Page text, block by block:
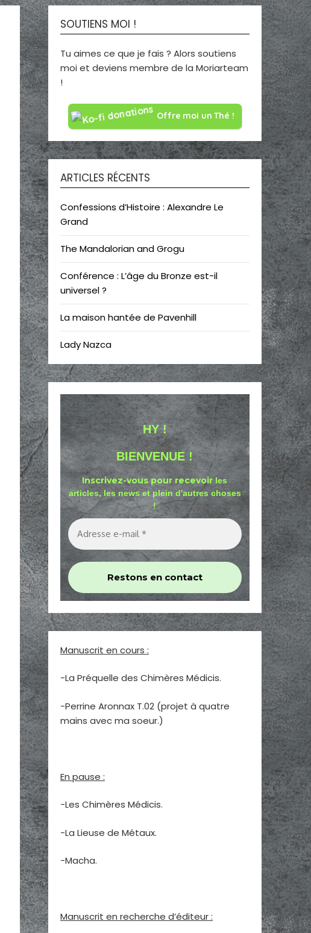
SOUTIENS MOI !
Tu aimes ce que je fais ? Alors soutiens
moi et deviens membre de la Moriarteam
!
Offre moi un Thé !
ARTICLES RÉCENTS
Confessions d’Histoire : Alexandre Le
Grand
The Mandalorian and Grogu
Conférence : L’âge du Bronze est-il
universel ?
La maison hantée de Pavenhill
Lady Nazca
HY !
BIENVENUE !
Inscrivez-vous pour recevoirles
articles, les news et plein d'autres choses
!
Manuscrit en cours :
-La Préquelle des Chimères Médicis.
-Perrine Aronnax T.02 (projet à quatre
mains avec ma soeur.)
En pause :
-Les Chimères Médicis.
-La Lieuse de Métaux.
-Macha.
Manuscrit en recherche d’éditeur :